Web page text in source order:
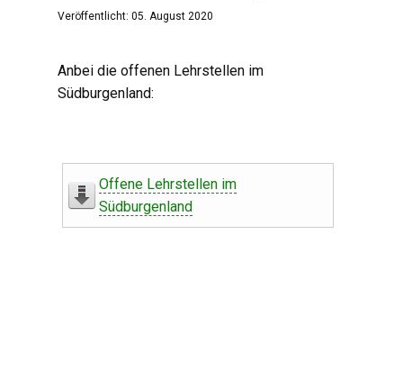
Veröffentlicht: 05. August 2020
Anbei die offenen Lehrstellen im
Südburgenland:
Offene Lehrstellen im
Südburgenland